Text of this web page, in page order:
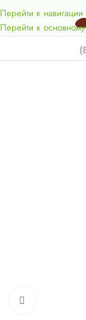
Перейти к навигации
Перейти к